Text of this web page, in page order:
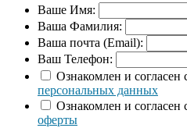
Ваше Имя:
Ваша Фамилия:
Ваша почта (Email):
Ваш Телефон:
Ознакомлен и согласен
персональных данных
Ознакомлен и согласен
оферты